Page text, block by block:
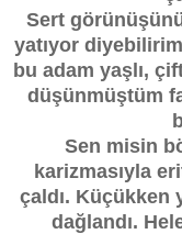
Sert
yatıyor
bu adam yaşlı,
düşünmüştüm
Sen misin
karizmasıyla
çaldı. Küçükken
dağlandı.